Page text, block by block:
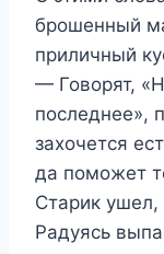
брошенный
приличный
— Говорят,
последнее»,
захочется
да поможет
Старик ушел,
Радуясь